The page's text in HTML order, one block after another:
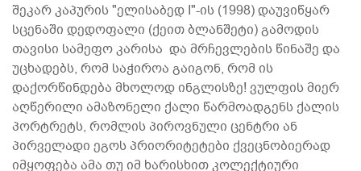
შეკარ კაპურის "ელისაბედ I"-ის (1998) დაუვიწყარ
სცენაში დედოფალი (ქეით ბლანშეტი) გამოდის
თავისი სამეფო კარისა და მრჩევლების წინაშე და
უცხადებს, რომ საჭიროა გაიგონ, რომ ის
დაქორწინდება მხოლოდ ინგლისზე! ვულფის მიერ
აღწერილი ამაზონელი ქალი წარმოადგენს ქალის
პორტრეტს, რომლის პიროვნული ცენტრი ან
პირველადი ეგოს პრიორიტეტები ქვეცნობიერად
იმყოფება ამა თუ იმ ხარისხით კოლექტიური